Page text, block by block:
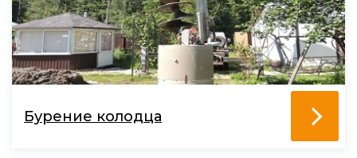
Бурение колодца